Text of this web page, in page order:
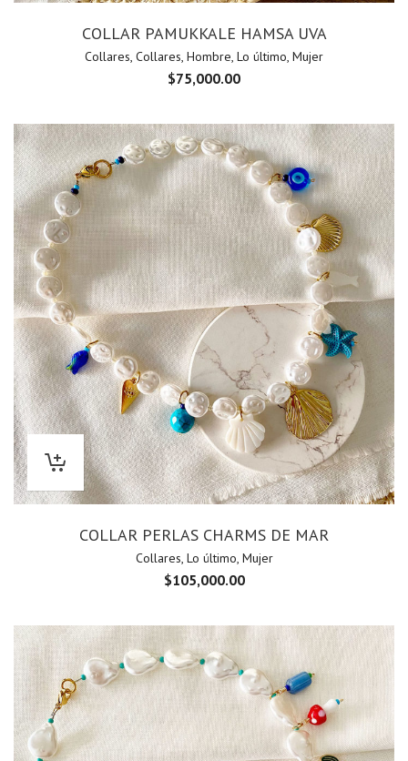
COLLAR PAMUKKALE HAMSA UVA
Collares, Collares, Hombre, Lo último, Mujer
$75,000.00
COLLAR PERLAS CHARMS DE MAR
Collares, Lo último, Mujer
$105,000.00